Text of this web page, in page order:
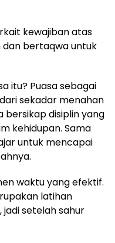
kewajiban atas
dan bertaqwa untuk
itu? Puasa sebagai
sekadar menahan
disiplin yang
kehidupan. Sama
untuk mencapai
waktu yang efektif.
latihan
setelah sahur